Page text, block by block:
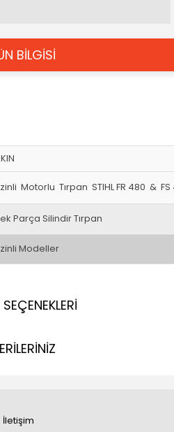
BİLGİSİ
Motorlu Tırpan STIHL FR 480 &
Parça Silindir Tırpan
Modeller
İletişim